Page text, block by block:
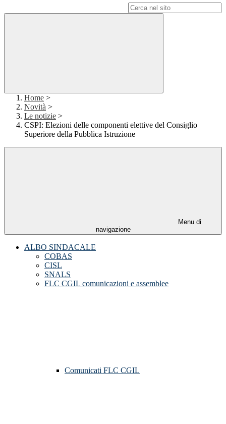
Home >
Novità >
Le notizie >
CSPI: Elezioni delle componenti elettive del Consiglio
Superiore della Pubblica Istruzione
Menu di
navigazione
ALBO SINDACALE
COBAS
CISL
SNALS
FLC CGIL comunicazioni e assemblee
Comunicati FLC CGIL